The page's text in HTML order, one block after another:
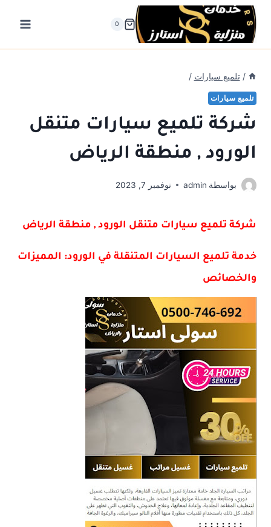
التجاوز
المحتوى
0
/ تلميع سيارات /
تلميع سيارات
شركة تلميع سيارات متنقل
الورود , منطقة الرياض
بواسطة admin نوفمبر 7, 2023
شركة تلميع سيارات متنقل الورود , منطقة الرياض
خدمة تلميع السيارات المتنقلة في الورود: المميزات
والخصائص